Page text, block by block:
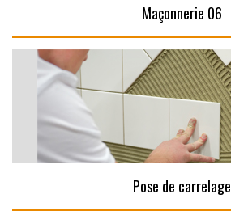
Maçonnerie 06
Pose de carrelage